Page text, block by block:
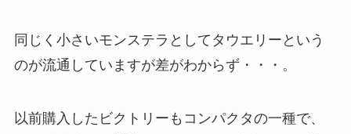
同じく小さいモンステラとしてタウエリーという
のが流通していますが差がわからず・・・。
以前購入したビクトリーもコンパクタの一種で、